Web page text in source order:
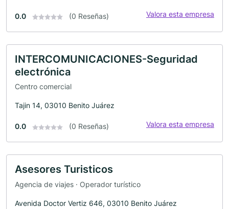
0.0 (0 Reseñas) Valora esta empresa
INTERCOMUNICACIONES-Seguridad
electrónica
Centro comercial
Tajin 14, 03010 Benito Juárez
0.0 (0 Reseñas) Valora esta empresa
Asesores Turisticos
Agencia de viajes · Operador turístico
Avenida Doctor Vertiz 646, 03010 Benito Juárez